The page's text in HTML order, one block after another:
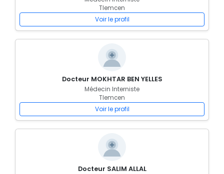
Tlemcen
Voir le profil
Docteur MOKHTAR BEN YELLES
Médecin Interniste
Tlemcen
Voir le profil
Docteur SALIM ALLAL